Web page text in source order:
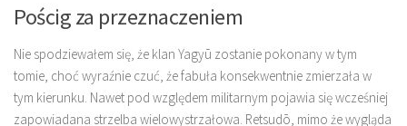
Pościg za przeznaczeniem
Nie spodziewałem się, że klan Yagyū zostanie pokonany w tym
tomie, choć wyraźnie czuć, że fabuła konsekwentnie zmierzała w
tym kierunku. Nawet pod względem militarnym pojawia się wcześniej
zapowiadana strzelba wielowystrzałowa. Retsudō, mimo że wygląda